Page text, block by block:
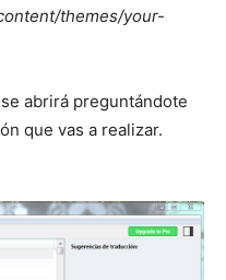
themes/your-
abrirá preguntándote
que vas a realizar.